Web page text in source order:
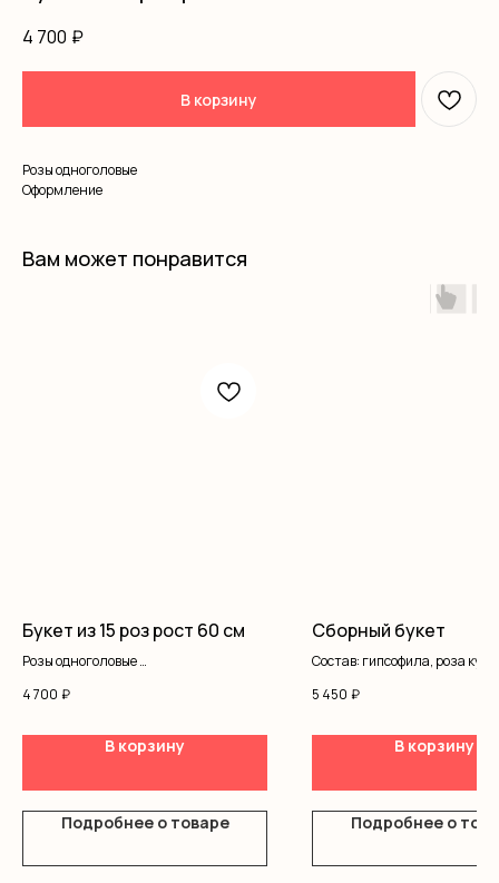
4 700 ₽
В корзину
Розы одноголовые
Оформление
Вам может понравится
Букет из 15 роз рост 60 см
Розы одноголовые
4 700 ₽
В корзину
Подробнее о товаре
Сборный букет
Состав: гипсофила, роза
5 450 ₽
В корзину
Подробнее о